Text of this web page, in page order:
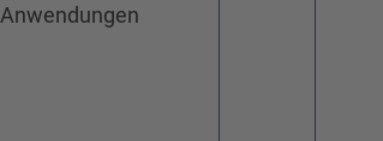
Anwendungen